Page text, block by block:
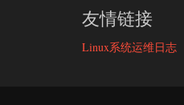
友情链接
Linux系统运维日志